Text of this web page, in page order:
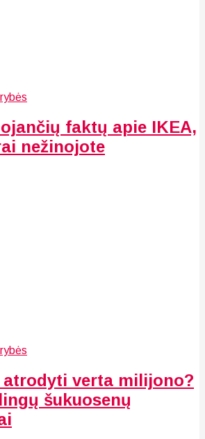
faktų apie IKEA,
nežinojote
verta milijono?
šukuosenų